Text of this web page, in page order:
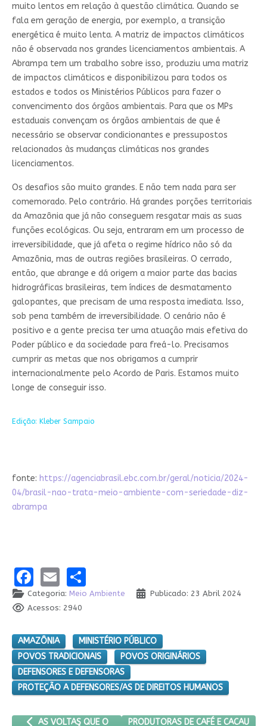
muito lentos em relação à questão climática. Quando se
fala em geração de energia, por exemplo, a transição
energética é muito lenta. A matriz de impactos climáticos
não é observada nos grandes licenciamentos ambientais. A
Abrampa tem um trabalho sobre isso, produziu uma matriz
de impactos climáticos e disponibilizou para todos os
estados e todos os Ministérios Públicos para fazer o
convencimento dos órgãos ambientais. Para que os MPs
estaduais convençam os órgãos ambientais de que é
necessário se observar condicionantes e pressupostos
relacionados às mudanças climáticas nos grandes
licenciamentos.
Os desafios são muito grandes. E não tem nada para ser
comemorado. Pelo contrário. Há grandes porções territoriais
da Amazônia que já não conseguem resgatar mais as suas
funções ecológicas. Ou seja, entraram em um processo de
irreversibilidade, que já afeta o regime hídrico não só da
Amazônia, mas de outras regiões brasileiras. O cerrado,
então, que abrange e dá origem a maior parte das bacias
hidrográficas brasileiras, tem índices de desmatamento
galopantes, que precisam de uma resposta imediata. Isso,
sob pena também de irreversibilidade. O cenário não é
positivo e a gente precisa ter uma atuação mais efetiva do
Poder público e da sociedade para freá-lo. Precisamos
cumprir as metas que nos obrigamos a cumprir
internacionalmente pelo Acordo de Paris. Estamos muito
longe de conseguir isso.
Edição: Kleber Sampaio
fonte: https://agenciabrasil.ebc.com.br/geral/noticia/2024-
04/brasil-nao-trata-meio-ambiente-com-seriedade-diz-
abrampa
Facebook
EmailShare
Categoria: Meio Ambiente
Publicado: 23 Abril 2024
Acessos: 2940
AMAZÔNIA
MINISTÉRIO PÚBLICO
POVOS TRADICIONAIS
POVOS ORIGINÁRIOS
DEFENSORES E DEFENSORAS
PROTEÇÃO A DEFENSORES/AS DE DIREITOS HUMANOS
ARTIGO ANTERIOR: AS VOLTAS QUE O CAPITALISMO DÁ.
AS VOLTAS QUE O
PRÓXIMO ARTIGO: PRODUTORAS
PRODUTORAS DE CAFÉ E CACAU